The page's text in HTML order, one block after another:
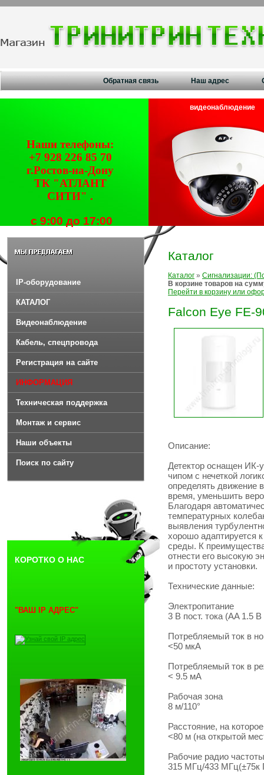
Обратная связь Наш адрес
Наши телефоны:
+7 928 226 85 70
г.Ростов-на-Дону
ТК "АТЛАНТ
СИТИ" .
с 9:00 до 17:00
видеонаблюдение
IP-оборудование
КАТАЛОГ
Видеонаблюдение
Кабель, спецпровода
Регистрация на сайте
ИНФОРМАЦИЯ
Техническая поддержка
Монтаж и сервис
Наши объекты
Поиск по сайту
КОРОТКО О НАС
"ВАШ IP АДРЕС"
Каталог
Каталог » Сигнализации:
В корзине товаров на
Перейти в корзину или
Falcon Eye FE-
Описание:
Детектор оснащен
чипом с нечеткой
определять движение
время, уменьшить
Благодаря
температурных
выявления
хорошо адаптируется
среды. К
отнести его высокую
и простоту установки.
Технические данные:
Электропитание
3 В пост. тока (AA 1.5
Потребляемый ток в
<50 мкА
Потребляемый ток в
< 9.5 мА
Рабочая зона
8 м/110°
Расстояние, на
<80 м (на открытой
Рабочие радио частоты
315 МГц/433 МГц(±75к